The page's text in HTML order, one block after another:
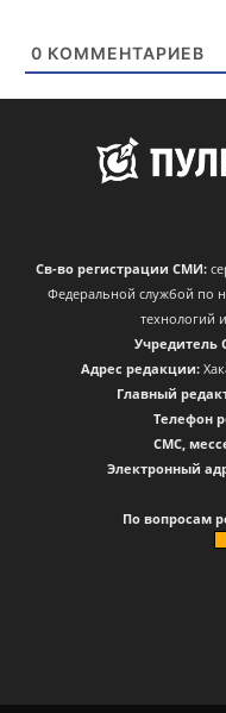
0 КОММЕНТАРИЕВ
Св-во регистрации СМИ:
Федеральной службой по
технологий
Учредитель
Адрес редакции:
Главный
Телефон
CМС,
Электронный
По вопросам